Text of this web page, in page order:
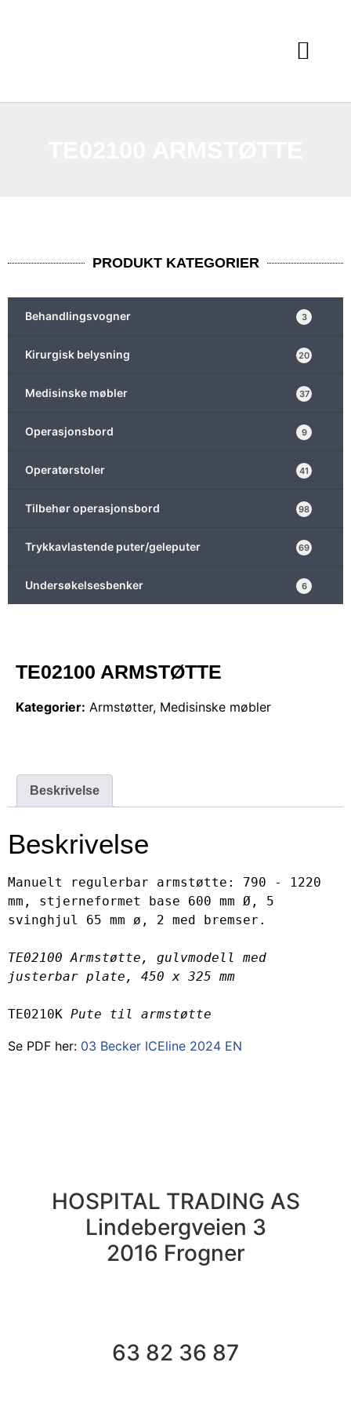
PRODUKT KATEGORIER
Behandlingsvogner 3
Kirurgisk belysning 20
Medisinske møbler 37
Operasjonsbord 9
Operatørstoler 41
Tilbehør operasjonsbord 98
Trykkavlastende puter/geleputer 69
Undersøkelsesbenker 6
TE02100 ARMSTØTTE
Kategorier: Armstøtter, Medisinske møbler
Beskrivelse
Beskrivelse
Manuelt regulerbar armstøtte: 790 - 1220
mm, stjerneformet base 600 mm Ø, 5
svinghjul 65 mm ø, 2 med bremser.
TE02100 Armstøtte, gulvmodell med
justerbar plate, 450 x 325 mm
TE0210K Pute til armstøtte
Se PDF her: 03 Becker ICEline 2024 EN
HOSPITAL TRADING AS
Lindebergveien 3
2016 Frogner
63 82 36 87